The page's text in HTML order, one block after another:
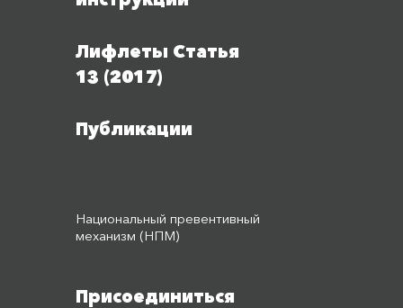
Лифлеты Статья
13 (2017)
Публикации
Национальный превентивный
механизм (НПМ)
Присоединиться